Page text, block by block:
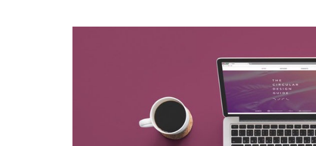
Actividades